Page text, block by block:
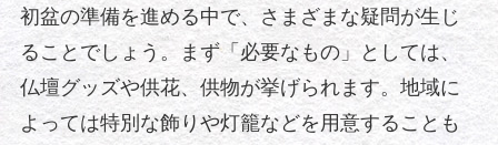
初盆の準備を進める中で、さまざまな疑問が生じ
ることでしょう。まず「必要なもの」としては、
仏壇グッズや供花、供物が挙げられます。地域に
よっては特別な飾りや灯籠などを用意することも